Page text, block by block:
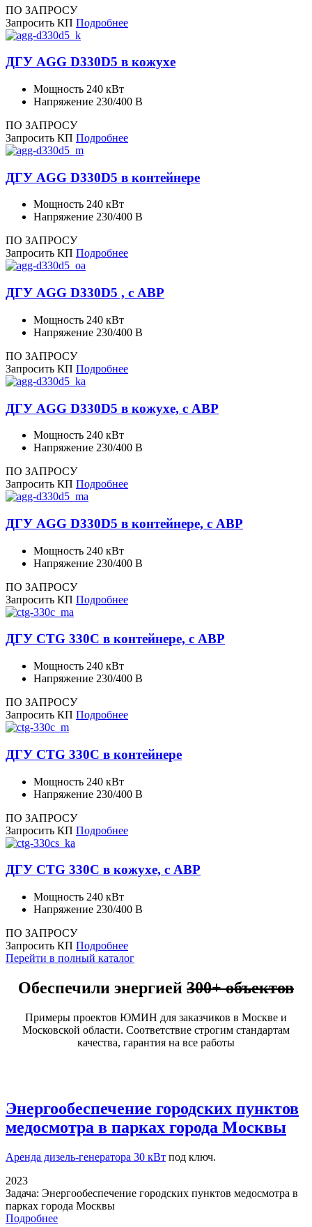
ПО ЗАПРОСУ
Запросить КП Подробнее
ДГУ AGG D330D5 в кожухе
Мощность 240 кВт
Напряжение 230/400 В
ПО ЗАПРОСУ
Запросить КП Подробнее
ДГУ AGG D330D5 в контейнере
Мощность 240 кВт
Напряжение 230/400 В
ПО ЗАПРОСУ
Запросить КП Подробнее
ДГУ AGG D330D5 , с АВР
Мощность 240 кВт
Напряжение 230/400 В
ПО ЗАПРОСУ
Запросить КП Подробнее
ДГУ AGG D330D5 в кожухе, с АВР
Мощность 240 кВт
Напряжение 230/400 В
ПО ЗАПРОСУ
Запросить КП Подробнее
ДГУ AGG D330D5 в контейнере, с АВР
Мощность 240 кВт
Напряжение 230/400 В
ПО ЗАПРОСУ
Запросить КП Подробнее
ДГУ CTG 330C в контейнере, с АВР
Мощность 240 кВт
Напряжение 230/400 В
ПО ЗАПРОСУ
Запросить КП Подробнее
ДГУ CTG 330C в контейнере
Мощность 240 кВт
Напряжение 230/400 В
ПО ЗАПРОСУ
Запросить КП Подробнее
ДГУ CTG 330C в кожухе, с АВР
Мощность 240 кВт
Напряжение 230/400 В
ПО ЗАПРОСУ
Запросить КП Подробнее
Перейти в полный каталог
Обеспечили энергией 300+ объектов
Примеры проектов ЮМИН для заказчиков в Москве и
Московской области. Соответствие строгим стандартам
качества, гарантия на все работы
Энергообеспечение городских пунктов
медосмотра в парках города Москвы
Аренда дизель-генератора 30 кВт под ключ.
2023
Задача: Энергообеспечение городских пунктов медосмотра в
парках города Москвы
Подробнее